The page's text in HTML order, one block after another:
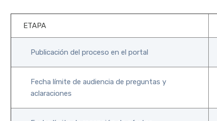
ETAPA
Publicación del proceso en el portal
Fecha límite de audiencia de preguntas y
aclaraciones